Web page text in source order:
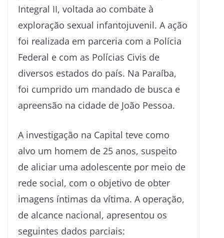
Integral II, voltada ao combate à
exploração sexual infantojuvenil. A ação
foi realizada em parceria com a Polícia
Federal e com as Polícias Civis de
diversos estados do país. Na Paraíba,
foi cumprido um mandado de busca e
apreensão na cidade de João Pessoa.
A investigação na Capital teve como
alvo um homem de 25 anos, suspeito
de aliciar uma adolescente por meio de
rede social, com o objetivo de obter
imagens íntimas da vítima. A operação,
de alcance nacional, apresentou os
seguintes dados parciais: